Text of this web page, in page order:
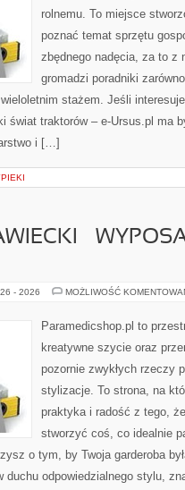
rolnemu. To miejsce
poznać temat sprzętu
zbędnego nadęcia, za to z
gromadzi poradniki
stażem. Jeśli
świat traktorów – e-Ursus.pl ma
i […]
–
- 2026 MOŻLIWOŚĆ
Paramedicshop.pl to
kreatywne szycie oraz
pozornie zwykłych rzeczy
stylizacje. To strona, na
praktyka i radość z tego,
stworzyć coś, co idealnie
o tym, by Twoja garderoba
duchu odpowiedzialnego stylu,